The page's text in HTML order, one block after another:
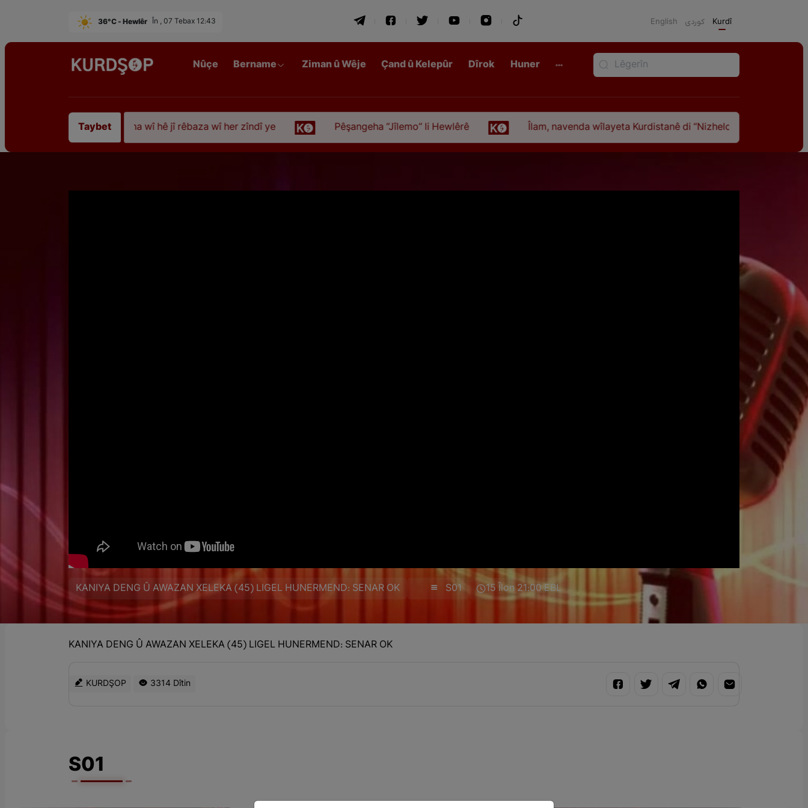
36°C - Hewlêr În , 07 Tebax 12:43 English كوردی Kurdî
Nûçe Bername Ziman û Wêje Çand û Kelepûr Dîrok Huner
Taybet
35 sal ji şehîdbûna wî hê jî rêbaza wî her zîndî ye Pêşangeha “Jîlemo” li Hewlêrê
KANIYA DENG Û AWAZAN XELEKA (45) LIGEL HUNERMEND: SENAR OK S01 15 Îlon 21:00 EBL
KANIYA DENG Û AWAZAN XELEKA (45) LIGEL HUNERMEND: SENAR OK
KURDŞOP 3314 Dîtin
S01